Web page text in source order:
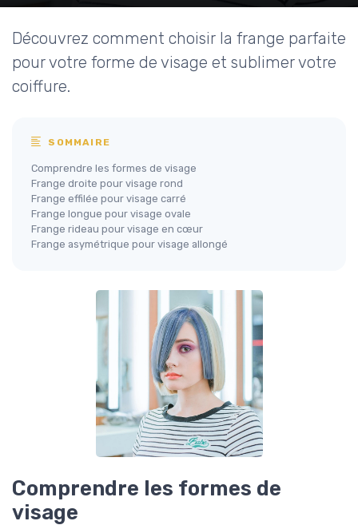
Découvrez comment choisir la frange parfaite
pour votre forme de visage et sublimer votre
coiffure.
SOMMAIRE
Comprendre les formes de visage
Frange droite pour visage rond
Frange effilée pour visage carré
Frange longue pour visage ovale
Frange rideau pour visage en cœur
Frange asymétrique pour visage allongé
Comprendre les formes de
visage